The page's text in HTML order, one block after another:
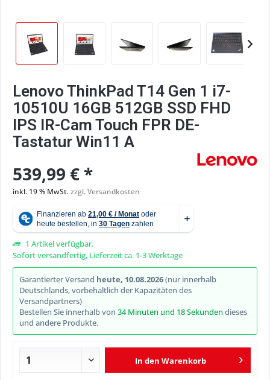
Lenovo ThinkPad T14 Gen 1 i7-
10510U 16GB 512GB SSD FHD
IPS IR-Cam Touch FPR DE-
Tastatur Win11 A
539,99 € *
inkl. 19 % MwSt.zzgl. Versandkosten
1 Artikel verfügbar.
Sofort versandfertig, Lieferzeit ca. 1-3 Werktage
Garantierter Versand heute, 10.08.2026(nur innerhalb
Deutschlands, vorbehaltlich der Kapazitäten des
Versandpartners)
Bestellen Sie innerhalb von 34 Minuten und 18 Sekunden dieses
und andere Produkte.
In den Warenkorb